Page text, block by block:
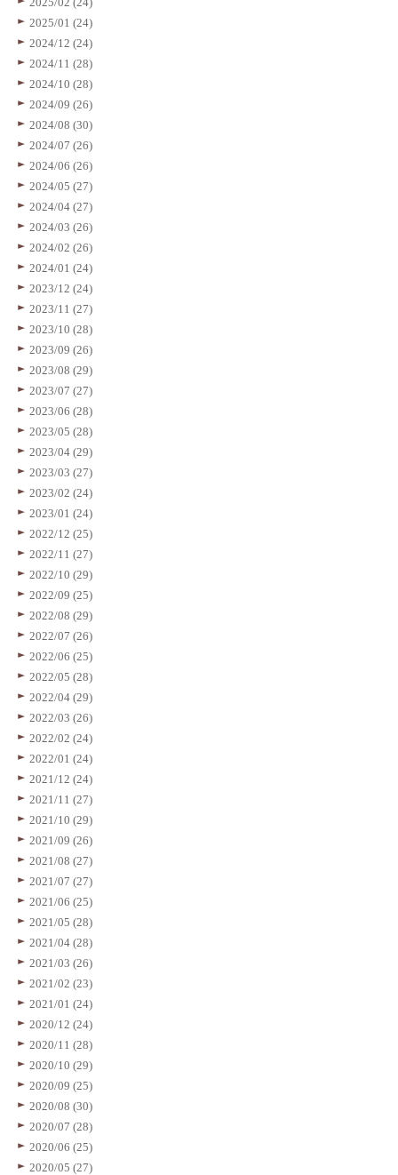
2025/01 (24)
2024/12 (24)
2024/11 (28)
2024/10 (28)
2024/09 (26)
2024/08 (30)
2024/07 (26)
2024/06 (26)
2024/05 (27)
2024/04 (27)
2024/03 (26)
2024/02 (26)
2024/01 (24)
2023/12 (24)
2023/11 (27)
2023/10 (28)
2023/09 (26)
2023/08 (29)
2023/07 (27)
2023/06 (28)
2023/05 (28)
2023/04 (29)
2023/03 (27)
2023/02 (24)
2023/01 (24)
2022/12 (25)
2022/11 (27)
2022/10 (29)
2022/09 (25)
2022/08 (29)
2022/07 (26)
2022/06 (25)
2022/05 (28)
2022/04 (29)
2022/03 (26)
2022/02 (24)
2022/01 (24)
2021/12 (24)
2021/11 (27)
2021/10 (29)
2021/09 (26)
2021/08 (27)
2021/07 (27)
2021/06 (25)
2021/05 (28)
2021/04 (28)
2021/03 (26)
2021/02 (23)
2021/01 (24)
2020/12 (24)
2020/11 (28)
2020/10 (29)
2020/09 (25)
2020/08 (30)
2020/07 (28)
2020/06 (25)
2020/05 (27)